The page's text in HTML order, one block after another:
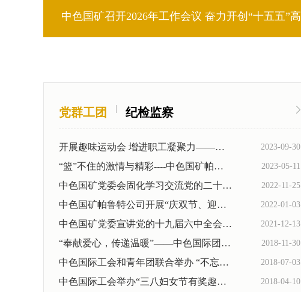
徐宗西拜会塔吉克斯坦工业和新技术部部长
党群工团 纪检监察
开展趣味运动会 增进职工凝聚力——中色国矿... 2023-09-30
“篮”不住的激情与精彩----中色国矿帕鲁特... 2023-05-11
中色国矿党委会固化学习交流党的二十精神第... 2022-11-25
中色国矿帕鲁特公司开展“庆双节、迎冬奥”... 2022-01-03
中色国矿党委宣讲党的十九届六中全会精神做... 2021-12-13
“奉献爱心，传递温暖”——中色国际团支部... 2018-11-30
中色国际工会和青年团联合举办 “不忘初心，... 2018-07-03
中色国际工会举办“三八妇女节有奖趣味猜谜... 2018-04-10